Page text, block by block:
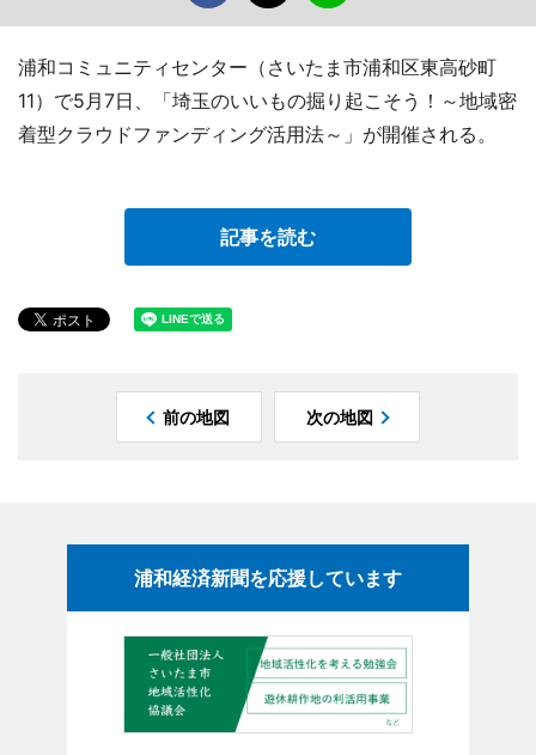
浦和コミュニティセンター（さいたま市浦和区東高砂町
11）で5月7日、「埼玉のいいもの掘り起こそう！～地域密
着型クラウドファンディング活用法～」が開催される。
記事を読む
前の地図 次の地図
浦和経済新聞を応援しています